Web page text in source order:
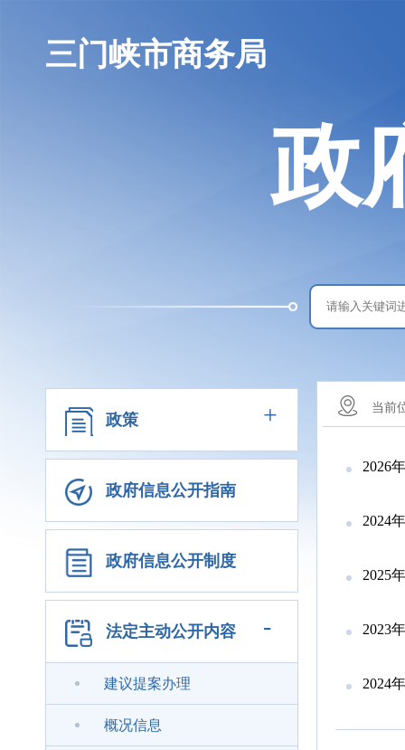
三门峡市商务局
政
政策 +
政府信息公开指南
政府信息公开制度
法定主动公开内容 -
建议提案办理
概况信息
当前
2026
2024
2025
2023
2024